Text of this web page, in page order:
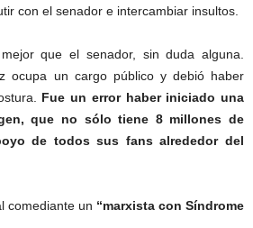
con el senador e intercambiar insultos.
que el senador, sin duda alguna.
ocupa un cargo público y debió haber
Fue un error haber iniciado una
que no sólo tiene 8 millones de
de todos sus fans alrededor del
comediante un “marxista con Síndrome